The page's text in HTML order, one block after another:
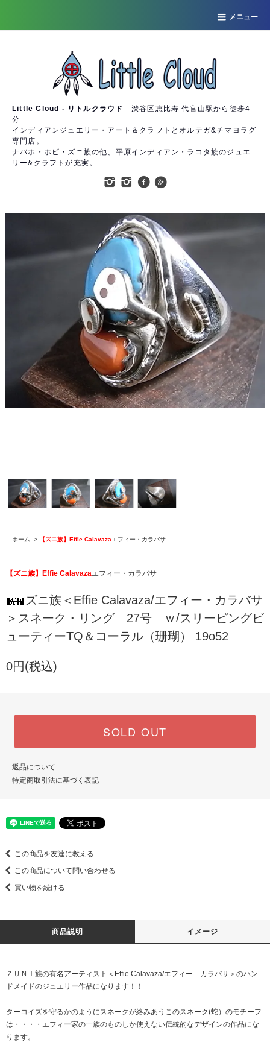
メニュー
Little Cloud - リトルクラウド - 渋谷区恵比寿 代官山駅から徒歩4
分
インディアンジュエリー・アート＆クラフトとオルテガ&チマヨラグ
専門店。
ナバホ・ホピ・ズニ族の他、平原インディアン・ラコタ族のジュエ
リー&クラフトが充実。
ホーム > 【ズニ族】Effie Calavazaエフィー・カラバサ
【ズニ族】Effie Calavazaエフィー・カラバサ
ズニ族＜Effie Calavaza/エフィー・カラバサ
＞スネーク・リング 27号 ｗ/スリーピングビ
ューティーTQ＆コーラル（珊瑚） 19o52
0円(税込)
SOLD OUT
返品について
特定商取引法に基づく表記
この商品を友達に教える
この商品について問い合わせる
買い物を続ける
商品説明 イメージ
ＺＵＮＩ族の有名アーティスト＜Effie Calavaza/エフィー カラバサ＞のハン
ドメイドのジュエリー作品になります！！
ターコイズを守るかのようにスネークが絡みあうこのスネーク(蛇）のモチーフ
は・・・・エフィー家の一族のものしか使えない伝統的なデザインの作品にな
ります。